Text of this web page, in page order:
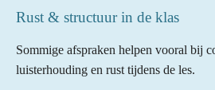
Rust & structuur in de klas
Sommige afspraken helpen vooral bij
luisterhouding en rust tijdens de les.